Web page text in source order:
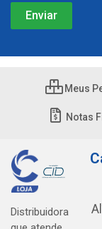
Meus
Notas
Distribuidora